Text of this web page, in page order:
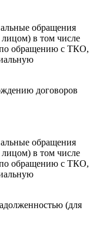
обращения
в том числе
по обращению с ТКО,
договоров
обращения
в том числе
по обращению с ТКО,
(для